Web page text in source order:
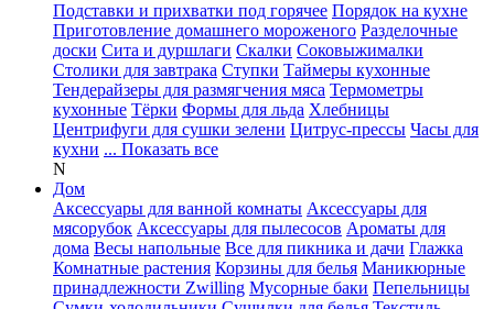
Подставки и прихватки под горячее Порядок на кухне
Приготовление домашнего мороженого Разделочные
доски Сита и дуршлаги Скалки Соковыжималки
Столики для завтрака Ступки Таймеры кухонные
Тендерайзеры для размягчения мяса Термометры
кухонные Тёрки Формы для льда Хлебницы
Центрифуги для сушки зелени Цитрус-прессы Часы для
кухни ... Показать все
N
Дом
Аксессуары для ванной комнаты Аксессуары для
мясорубок Аксессуары для пылесосов Ароматы для
дома Весы напольные Все для пикника и дачи Глажка
Комнатные растения Корзины для белья Маникюрные
принадлежности Zwilling Мусорные баки Пепельницы